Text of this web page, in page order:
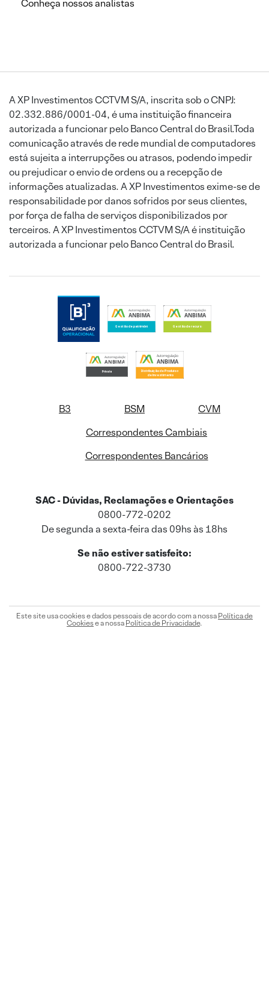
Conheça nossos analistas
A XP Investimentos CCTVM S/A, inscrita sob o CNPJ:
02.332.886/0001-04, é uma instituição financeira
autorizada a funcionar pelo Banco Central do Brasil.Toda
comunicação através de rede mundial de computadores
está sujeita a interrupções ou atrasos, podendo impedir
ou prejudicar o envio de ordens ou a recepção de
informações atualizadas. A XP Investimentos exime-se de
responsabilidade por danos sofridos por seus clientes,
por força de falha de serviços disponibilizados por
terceiros. A XP Investimentos CCTVM S/A é instituição
autorizada a funcionar pelo Banco Central do Brasil.
B3 BSM
CVM
Correspondentes Cambiais
Correspondentes Bancários
SAC - Dúvidas, Reclamações e Orientações
0800-772-0202
De segunda a sexta-feira das 09hs às 18hs
Se não estiver satisfeito:
0800-722-3730
Este site usa cookies e dados pessoais de acordo com a nossa Política de
Cookiese a nossa Política de Privacidade.